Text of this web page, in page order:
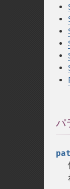
パ